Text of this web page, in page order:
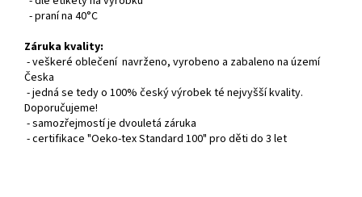
- praní na 40°C
Záruka kvality:
- veškeré oblečení navrženo, vyrobeno a zabaleno na území
Česka
- jedná se tedy o 100% český výrobek té nejvyšší kvality.
Doporučujeme!
- samozřejmostí je dvouletá záruka
- certifikace "Oeko-tex Standard 100" pro děti do 3 let